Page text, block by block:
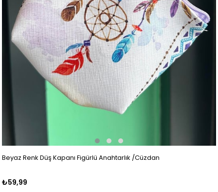
Beyaz Renk Düş Kapanı Figürlü Anahtarlık /Cüzdan
₺59,99